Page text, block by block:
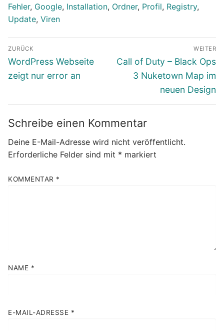
Fehler, Google, Installation, Ordner, Profil, Registry,
Update, Viren
Beitragsnavigation
ZURÜCK
Vorheriger
Beitrag:
WordPress Webseite
zeigt nur error an
WEITER
Nächster
Beitrag:
Call of Duty – Black Ops
3 Nuketown Map im
neuen Design
Schreibe einen Kommentar
Deine E-Mail-Adresse wird nicht veröffentlicht.
Erforderliche Felder sind mit * markiert
KOMMENTAR *
NAME *
E-MAIL-ADRESSE *